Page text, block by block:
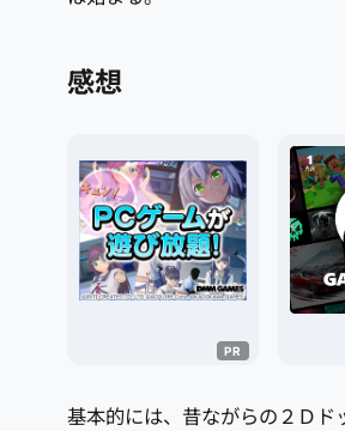
感想
基本的には、昔ながらの２Ｄド